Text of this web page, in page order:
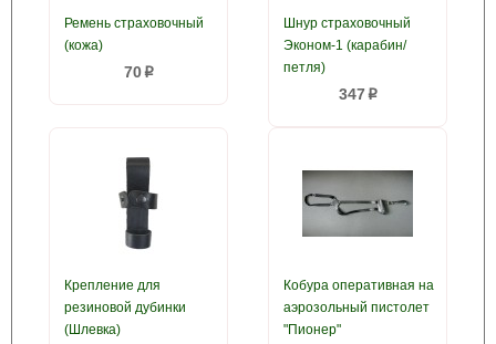
Ремень страховочный
(кожа)
70p
Шнур страховочный
Эконом-1 (карабин/
петля)
347 p
Крепление для
резиновой дубинки
(Шлевка)
Кобура оперативная на
аэрозольный пистолет
"Пионер"